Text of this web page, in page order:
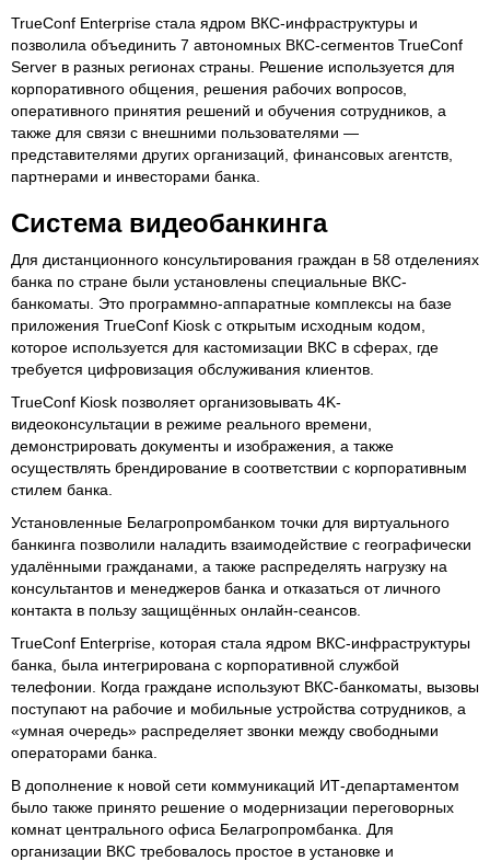
TrueConf Enterprise стала ядром ВКС-инфраструктуры и
позволила объединить 7 автономных ВКС-сегментов TrueConf
Server в разных регионах страны. Решение используется для
корпоративного общения, решения рабочих вопросов,
оперативного принятия решений и обучения сотрудников, а
также для связи с внешними пользователями —
представителями других организаций, финансовых агентств,
партнерами и инвесторами банка.
Система видеобанкинга
Для дистанционного консультирования граждан в 58 отделениях
банка по стране были установлены специальные ВКС-
банкоматы. Это программно-аппаратные комплексы на базе
приложения TrueConf Kiosk с открытым исходным кодом,
которое используется для кастомизации ВКС в сферах, где
требуется цифровизация обслуживания клиентов.
TrueConf Kiosk позволяет организовывать 4K-
видеоконсультации в режиме реального времени,
демонстрировать документы и изображения, а также
осуществлять брендирование в соответствии с корпоративным
стилем банка.
Установленные Белагропромбанком точки для виртуального
банкинга позволили наладить взаимодействие с географически
удалёнными гражданами, а также распределять нагрузку на
консультантов и менеджеров банка и отказаться от личного
контакта в пользу защищённых онлайн-сеансов.
TrueConf Enterprise, которая стала ядром ВКС-инфраструктуры
банка, была интегрирована с корпоративной службой
телефонии. Когда граждане используют ВКС-банкоматы, вызовы
поступают на рабочие и мобильные устройства сотрудников, а
«‎умная очередь» распределяет звонки между свободными
операторами банка.
В дополнение к новой сети коммуникаций ИТ-департаментом
было также принято решение о модернизации переговорных
комнат центрального офиса Белагропромбанка. Для
организации ВКС требовалось простое в установке и